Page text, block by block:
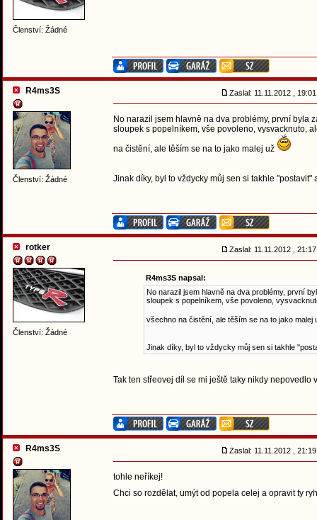
Členství: Žádné
R4ms3S
Členství: Žádné
Zaslal: 11.11.2012 ,
No narazil jsem hlavně na dva problémy, první byla
sloupek s popelníkem, vše povoleno, vysvacknuto,
na čistění, ale těším se na to jako malej už
Jinak díky, byl to vždycky můj sen si takhle "postavit"
rotker
Členství: Žádné
Zaslal: 11.11.2012 ,
R4ms3S napsal:
No narazil jsem hlavně na dva problémy, první
sloupek s popelníkem, vše povoleno,
všechno na čistění, ale těším se na to jako malej
Jinak díky, byl to vždycky můj sen si takhle
Tak ten střeovej díl se mi ještě taky nikdy nepovedlo
R4ms3S Zaslal: 11.11.2012 ,
tohle neříkej!
Chci so rozdělat, umýt od popela celej a opravit ty